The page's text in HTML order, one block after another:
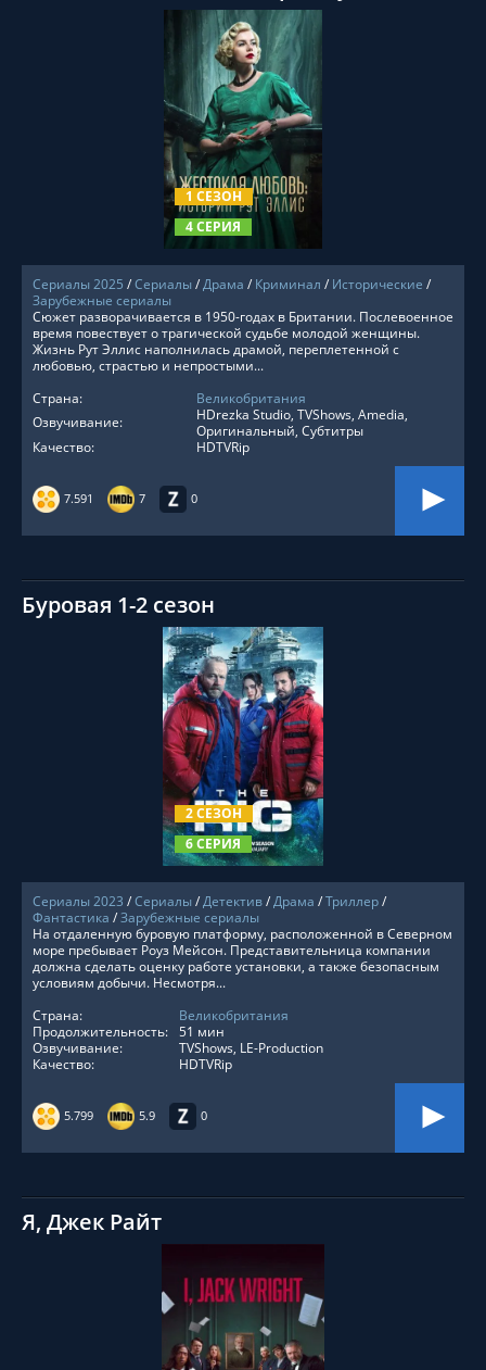
1 СЕЗОН
4 СЕРИЯ
СМОТРЕТЬ ОНЛАЙН
Сериалы 2025 /Сериалы/Драма / Криминал / Исторические /
Зарубежные сериалы
7.591 7 0
Сюжет разворачивается в 1950-годах в Британии. Послевоенное
время повествует о трагической судьбе молодой женщины.
Жизнь Рут Эллис наполнилась драмой, переплетенной с
любовью, страстью и непростыми...
Страна:
Великобритания
Озвучивание:
HDrezka Studio, TVShows, Amedia,
Оригинальный, Субтитры
Качество:
HDTVRip
Буровая 1-2 сезон
2 СЕЗОН
6 СЕРИЯ
СМОТРЕТЬ ОНЛАЙН
Сериалы 2023 /Сериалы/Детектив/Драма /Триллер/
Фантастика /Зарубежные сериалы
5.799 5.9 0
На отдаленную буровую платформу, расположенной в Северном
море пребывает Роуз Мейсон. Представительница компании
должна сделать оценку работе установки, а также безопасным
условиям добычи. Несмотря...
Страна:
Великобритания
Продолжительность: 51 мин
Озвучивание:
TVShows, LE-Production
Качество:
HDTVRip
Я, Джек Райт